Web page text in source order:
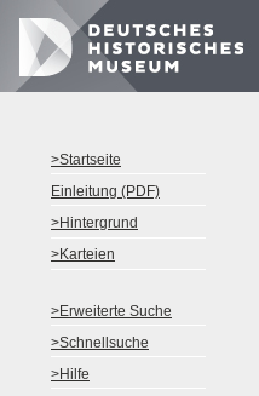
>Startseite
Einleitung (PDF)
>Hintergrund
>Karteien
>Erweiterte Suche
>Schnellsuche
>Hilfe